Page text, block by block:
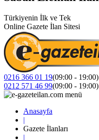
Türkiyenin İlk ve Tek
Online Gazete İlan Sitesi
0216 366 01 19(09:00 - 19:00)
0212 571 46 99(09:00 - 19:00)
Anasayfa
|
Gazete İlanları
|